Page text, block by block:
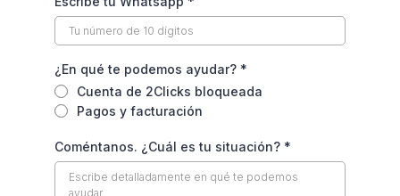
¿En qué te podemos ayudar? *
Cuenta de 2Clicks bloqueada
Pagos y facturación
Coméntanos. ¿Cuál es tu situación? *